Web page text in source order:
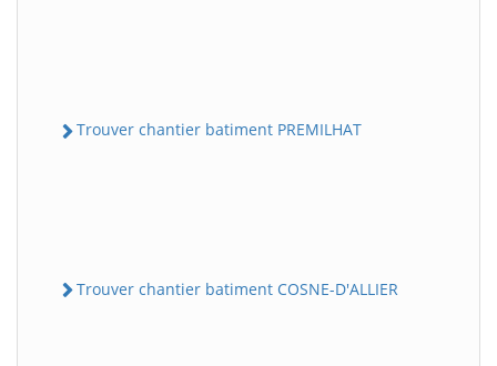
Trouver chantier batiment PREMILHAT
Trouver chantier batiment COSNE-D'ALLIER